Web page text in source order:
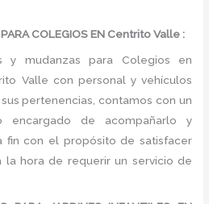
COLEGIOS EN Centrito Valle :
y mudanzas para Colegios en
Valle con personal y vehículos
pertenencias, contamos con un
encargado de acompañarlo y
fin con el propósito de satisfacer
la hora de requerir un servicio de